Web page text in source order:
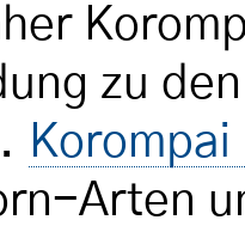
zu
Arten